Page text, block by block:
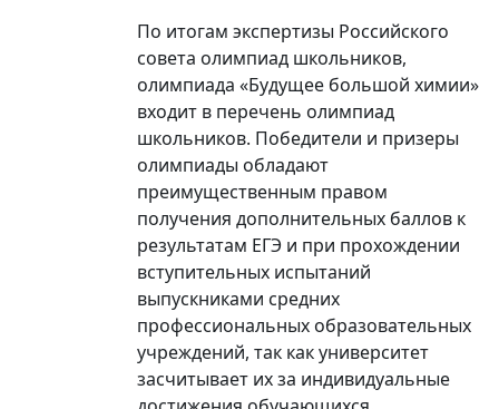
По итогам экспертизы Российского
совета олимпиад школьников,
олимпиада «Будущее большой химии»
входит в перечень олимпиад
школьников. Победители и призеры
олимпиады обладают
преимущественным правом
получения дополнительных баллов к
результатам ЕГЭ и при прохождении
вступительных испытаний
выпускниками средних
профессиональных образовательных
учреждений, так как университет
засчитывает их за индивидуальные